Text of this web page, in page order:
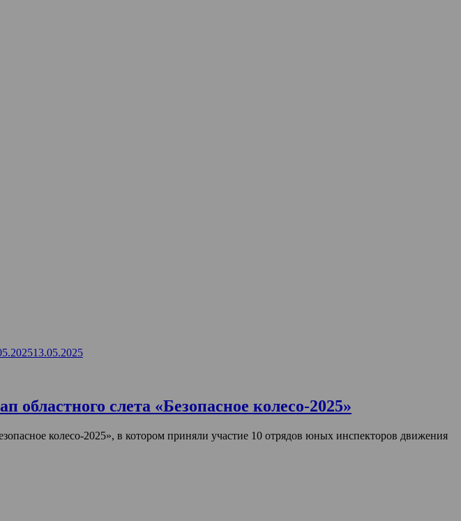
13.05.2025
слета «Безопасное колесо-2025»
колесо-2025», в котором приняли участие 10 отрядов юных инспекторов движения